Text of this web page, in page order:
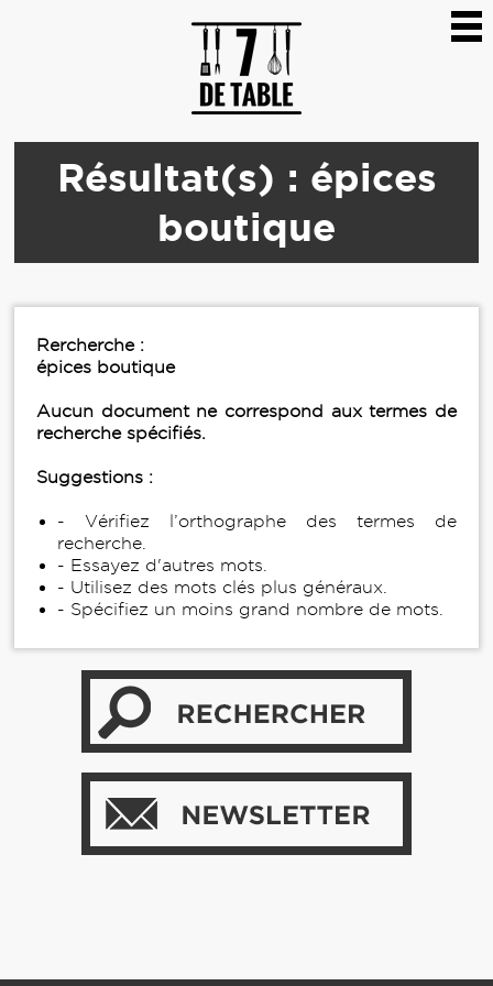
Résultat(s) : épices
boutique
Rercherche :
épices boutique
Aucun document ne correspond aux termes de
recherche spécifiés.
Suggestions :
- Vérifiez l’orthographe des termes de
recherche.
- Essayez d'autres mots.
- Utilisez des mots clés plus généraux.
- Spécifiez un moins grand nombre de mots.